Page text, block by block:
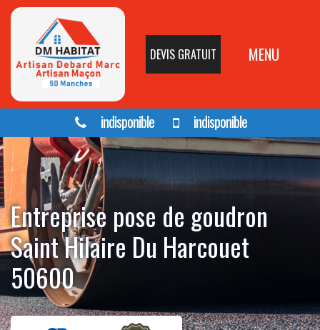
DEVIS GRATUIT MENU
indisponible indisponible
Entreprise pose de goudron
Saint Hilaire Du Harcouet
50600